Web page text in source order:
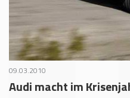
09.03.2010
Audi macht im